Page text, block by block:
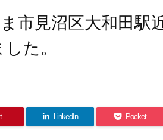
市見沼区大和田駅
た。
LinkedIn Pocket